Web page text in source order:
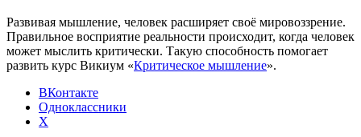
Развивая мышление, человек расширяет своё мировоззрение.
Правильное восприятие реальности происходит, когда человек
может мыслить критически. Такую способность помогает
развить курс Викиум «Критическое мышление».
ВКонтакте
Одноклассники
X